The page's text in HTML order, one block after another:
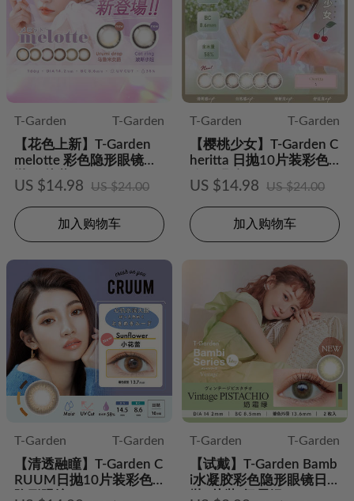
T-Garden
T-Garden
【花色上新】T-Garden
melotte 彩色隐形眼镜日
抛10片装
US $14.98 US $24.00
加入购物车
T-Garden
T-Garden
【樱桃少女】T-Garden C
heritta 日抛10片装彩色
隐形眼镜
US $14.98 US $24.00
加入购物车
T-Garden
T-Garden
【清透融瞳】T-Garden C
RUUM日抛10片装彩色
隐形眼镜
T-Garden
T-Garden
【试戴】T-Garden Bamb
i水凝胶彩色隐形眼镜日
抛2片装-奶霜绿